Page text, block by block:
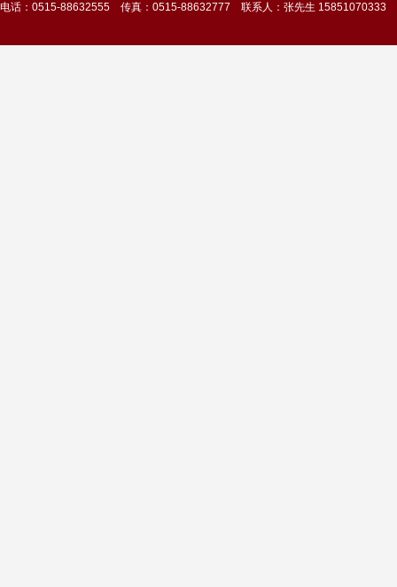
电话：0515-88632555 传真：0515-88632777 联系人：张先生 15851070333